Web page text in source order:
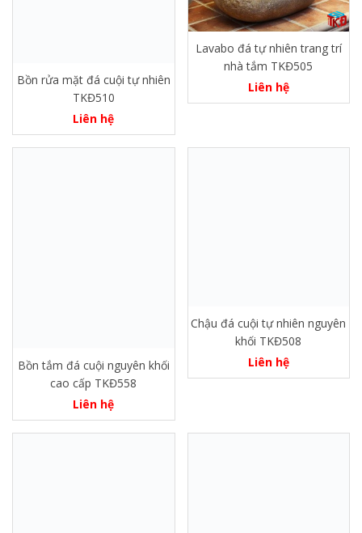
Bồn rửa mặt đá cuội tự nhiên
TKĐ510
Liên hệ
Lavabo đá tự nhiên trang trí
nhà tắm TKĐ505
Liên hệ
Bồn tắm đá cuội nguyên khối
cao cấp TKĐ558
Liên hệ
Chậu đá cuội tự nhiên nguyên
khối TKĐ508
Liên hệ